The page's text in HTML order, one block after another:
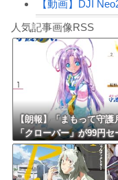
しんのすけ「ギ
8/4のニュース
更新中止のお知
人気記事画像RSS
【朗報】「まもって守護
「クローバー」が99円セ
ｗｗｗｗｗｗｗｗｗｗｗ